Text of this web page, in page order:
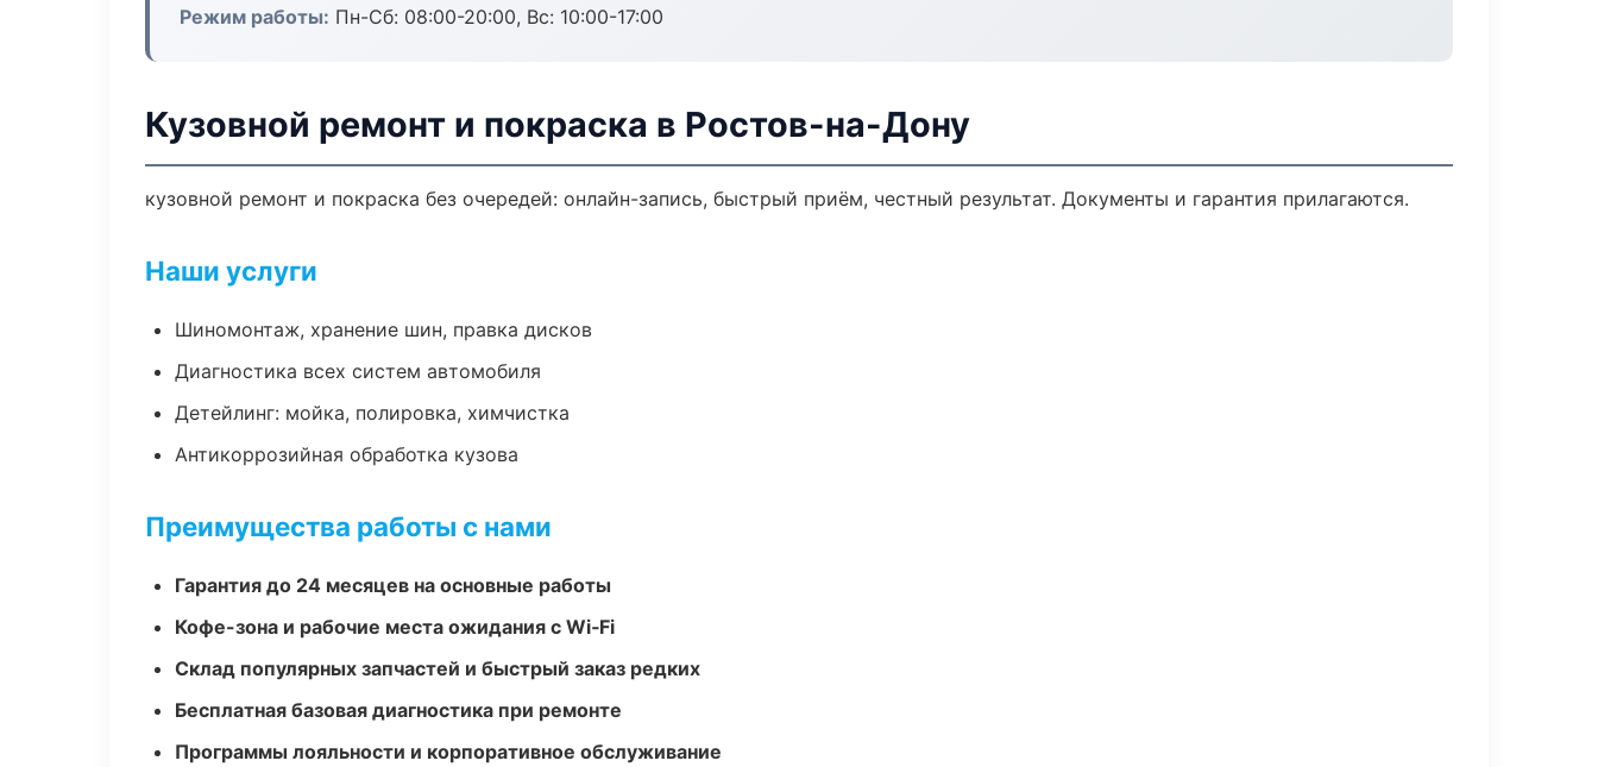
Режим работы: Пн-Сб: 08:00-20:00, Вс: 10:00-17:00
Кузовной ремонт и покраска в Ростов-на-Дону
кузовной ремонт и покраска без очередей: онлайн-запись, быстрый приём, честный результат. Документы и гарантия прилагаются.
Наши услуги
Шиномонтаж, хранение шин, правка дисков
Диагностика всех систем автомобиля
Детейлинг: мойка, полировка, химчистка
Антикоррозийная обработка кузова
Преимущества работы с нами
Гарантия до 24 месяцев на основные работы
Кофе-зона и рабочие места ожидания с Wi‑Fi
Склад популярных запчастей и быстрый заказ редких
Бесплатная базовая диагностика при ремонте
Программы лояльности и корпоративное обслуживание